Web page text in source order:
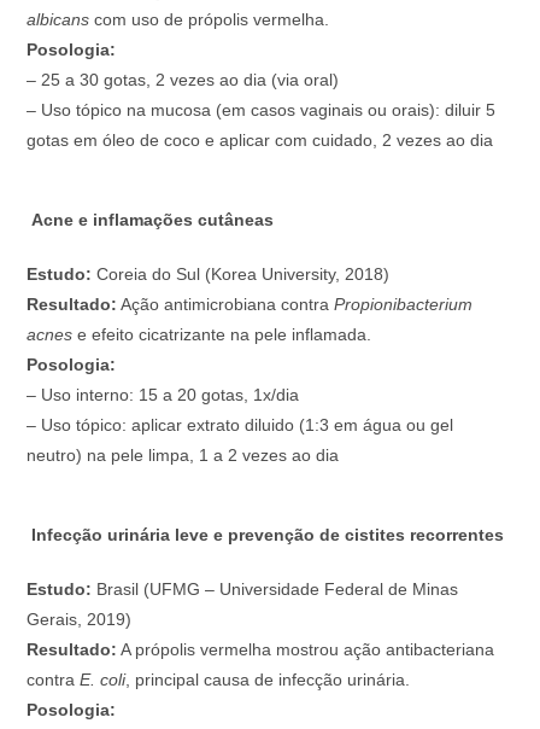
albicans com uso de própolis vermelha.
Posologia:
– 25 a 30 gotas, 2 vezes ao dia (via oral)
– Uso tópico na mucosa (em casos vaginais ou orais): diluir 5
gotas em óleo de coco e aplicar com cuidado, 2 vezes ao dia
Acne e inflamações cutâneas
Estudo: Coreia do Sul (Korea University, 2018)
Resultado: Ação antimicrobiana contraPropionibacterium
acnes e efeito cicatrizante na pele inflamada.
Posologia:
– Uso interno: 15 a 20 gotas, 1x/dia
– Uso tópico: aplicar extrato diluido (1:3 em água ou gel
neutro) na pele limpa, 1 a 2 vezes ao dia
Infecção urinária leve e prevenção de cistites recorrentes
Estudo: Brasil (UFMG – Universidade Federal de Minas
Gerais, 2019)
Resultado: A própolis vermelha mostrou ação antibacteriana
contraE. coli, principal causa de infecção urinária.
Posologia: